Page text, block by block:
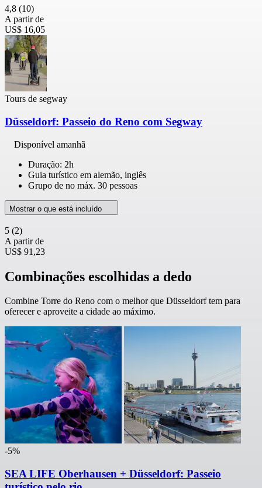
4,8 (10)
A partir de
US$ 16,05
Tours de segway
Düsseldorf: Passeio do Reno com Segway
Disponível amanhã
Duração: 2h
Guia turístico em alemão, inglês
Grupo de no máx. 30 pessoas
Mostrar o que está incluído
5 (2)
A partir de
US$ 91,23
Combinações escolhidas a dedo
Combine Torre do Reno com o melhor que Düsseldorf tem para
oferecer e aproveite a cidade ao máximo.
-5%
SEA LIFE Oberhausen + Düsseldorf: Passeio